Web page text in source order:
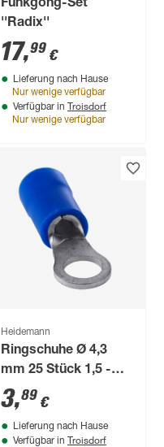
Funkgong-Set
''Radix''
17,99 €
Lieferung nach Hause
Nur wenige verfügbar
Verfügbar in Troisdorf
Nur wenige verfügbar
Heidemann
Ringschuhe Ø 4,3
mm 25 Stück 1,5 -
2,5 mm²
3,89 €
Lieferung nach Hause
Verfügbar in Troisdorf